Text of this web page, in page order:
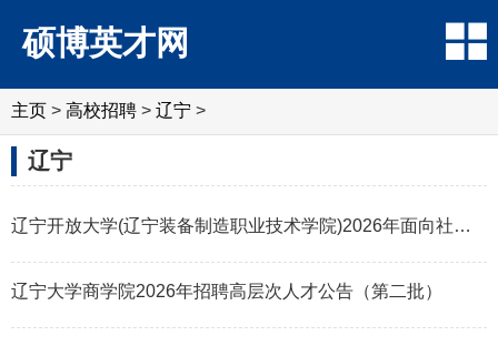
硕博英才网
主页 > 高校招聘 > 辽宁 >
辽宁
辽宁开放大学(辽宁装备制造职业技术学院)2026年面向社会公开招聘高层次人才公
辽宁大学商学院2026年招聘高层次人才公告（第二批）